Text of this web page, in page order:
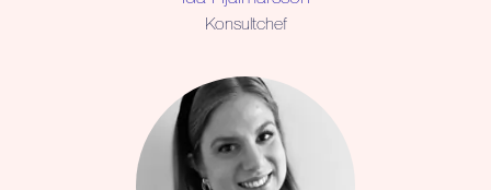
Konsultchef